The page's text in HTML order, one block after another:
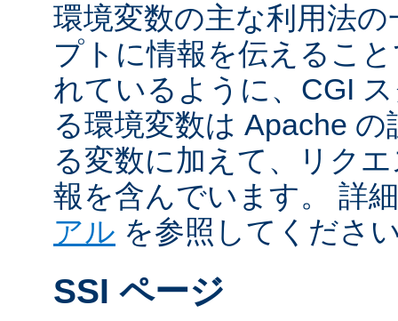
環境変数の主な利用法
プトに情報を伝えるこ
れているように、CGI
る環境変数は Apache
る変数に加えて、リク
報を含んでいます。 詳
アル を参照してくださ
SSI ページ